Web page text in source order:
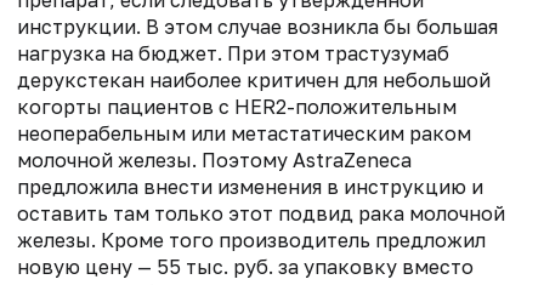
инструкции. В этом случае возникла бы большая
нагрузка на бюджет. При этом трастузумаб
дерукстекан наиболее критичен для небольшой
когорты пациентов с HER2-положительным
неоперабельным или метастатическим раком
молочной железы. Поэтому AstraZeneca
предложила внести изменения в инструкцию и
оставить там только этот подвид рака молочной
железы. Кроме того производитель предложил
новую цену — 55 тыс. руб. за упаковку вместо